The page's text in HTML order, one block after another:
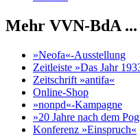
Mehr VVN-BdA ...
»Neofa«-Ausstellung
Zeitleiste »Das Jahr
Zeitschrift »antifa«
Online-Shop
»nonpd«-Kampagne
»20 Jahre nach dem
Konferenz »Einspruch«